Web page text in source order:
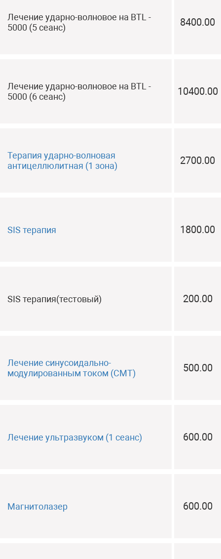
Лечение ударно-волновое на BTL -
5000 (5 сеанс)
8400.00
Лечение ударно-волновое на BTL -
5000 (6 сеанс)
10400.00
Терапия ударно-волновая
антицеллюлитная (1 зона)
2700.00
SIS терапия 1800.00
SIS терапия(тестовый) 200.00
Лечение синусоидально-
модулированным током (СМТ)
500.00
Лечение ультразвуком (1 сеанс) 600.00
Магнитолазер 600.00